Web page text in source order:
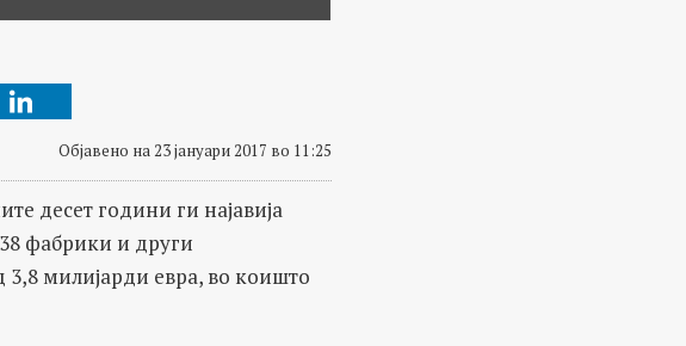
Објавено на 23 јануари 2017 во 11:25
десет години ги најавија
фабрики и други
милијарди евра, во коишто